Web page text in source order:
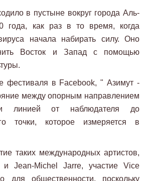
в пустыне вокруг города Аль-
года, как раз в то время, когда
начала набирать силу. Оно
Восток и Запад с помощью
фестиваля в Facebook, " Азимут -
между опорным направлением
линией от наблюдателя до
точки, которое измеряется в
таких международных артистов,
и Jean-Michel Jarre, участие Vice
для общественности, поскольку